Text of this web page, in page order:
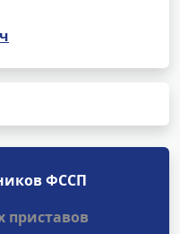
ФССП
приставов